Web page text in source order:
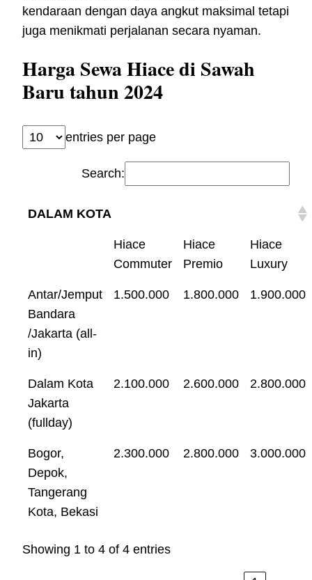
kendaraan dengan daya angkut maksimal tetapi
juga menikmati perjalanan secara nyaman.
Harga Sewa Hiace di Sawah
Baru tahun 2024
entries per page
Search:
DALAM KOTA
Hiace
Commuter
Hiace
Premio
Hiace
Luxury
Antar/Jemput
Bandara
/Jakarta (all-
in)
1.500.000 1.800.000 1.900.000
Dalam Kota
Jakarta
(fullday)
2.100.000 2.600.000 2.800.000
Bogor,
Depok,
Tangerang
Kota, Bekasi
2.300.000 2.800.000 3.000.000
Showing 1 to 4 of 4 entries